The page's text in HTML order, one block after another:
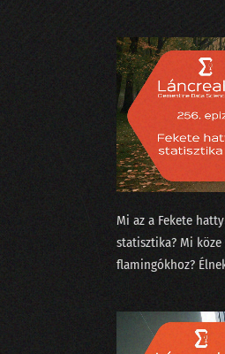
Mi az a ⁠Fekete
statisztika? Mi
flamingókhoz?